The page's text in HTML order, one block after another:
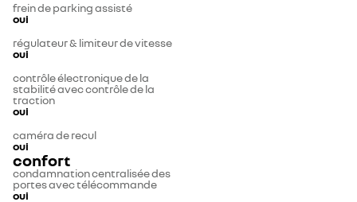
frein de parking assisté
oui
régulateur & limiteur de vitesse
oui
contrôle électronique de la
stabilité avec contrôle de la
traction
oui
caméra de recul
oui
confort
condamnation centralisée des
portes avec télécommande
oui